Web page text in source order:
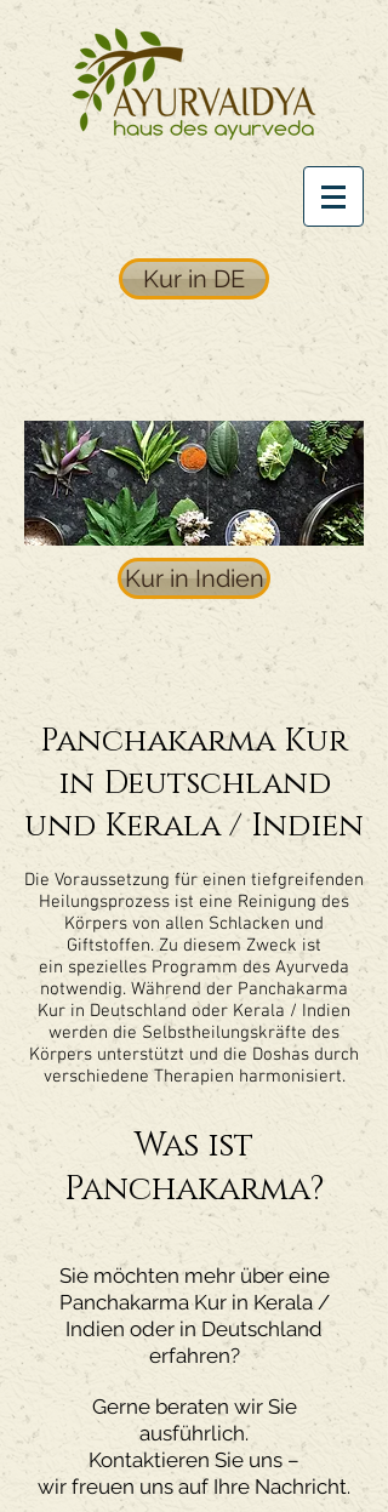
Kur in DE
Kur in Indien
Panchakarma Kur
in Deutschland
und Kerala / Indien
Die Voraussetzung für einen tiefgreifenden
Heilungsprozess ist eine Reinigung des
Körpers von allen Schlacken und
Giftstoffen. Zu diesem Zweck ist
ein spezielles Programm des Ayurveda
notwendig. Während der Panchakarma
Kur in Deutschland oder Kerala / Indien
werden die Selbstheilungskräfte des
Körpers unterstützt und die Doshas durch
verschiedene Therapien harmonisiert.
Was ist
Panchakarma?
Sie möchten mehr über eine
Panchakarma Kur in Kerala /
Indien oder in Deutschland
erfahren?
Gerne beraten wir Sie
ausführlich.
Kontaktieren Sie uns –
wir freuen uns auf Ihre Nachricht.